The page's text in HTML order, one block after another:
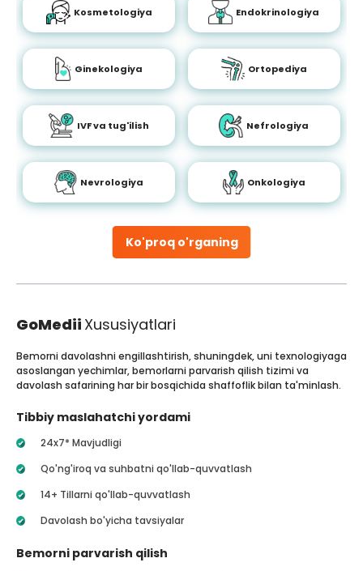
Ko'proq o'rganing
Kosmetologiya Endokrinologiya
Ginekologiya Ortopediya
IVF va tug'ilish Nefrologiya
Nevrologiya Onkologiya
GoMedii Xususiyatlari
Bemorni davolashni engillashtirish, shuningdek, uni texnologiyaga
asoslangan yechimlar, bemorlarni parvarish qilish tizimi va
davolash safarining har bir bosqichida shaffoflik bilan ta'minlash.
Tibbiy maslahatchi yordami
24x7* Mavjudligi
Qo'ng'iroq va suhbatni qo'llab-quvvatlash
14+ Tillarni qo'llab-quvvatlash
Davolash bo'yicha tavsiyalar
Bemorni parvarish qilish